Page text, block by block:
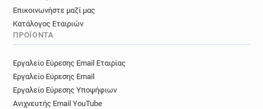
Επικοινωνήστε μαζί μας
Κατάλογος Εταιριών
ΠΡΟΪΌΝΤΑ
Εργαλείο Εύρεσης Email Εταιρίας
Εργαλείο Εύρεσης Email
Εργαλείο Εύρεσης Υποψήφιων
Ανιχνευτής Email YouTube